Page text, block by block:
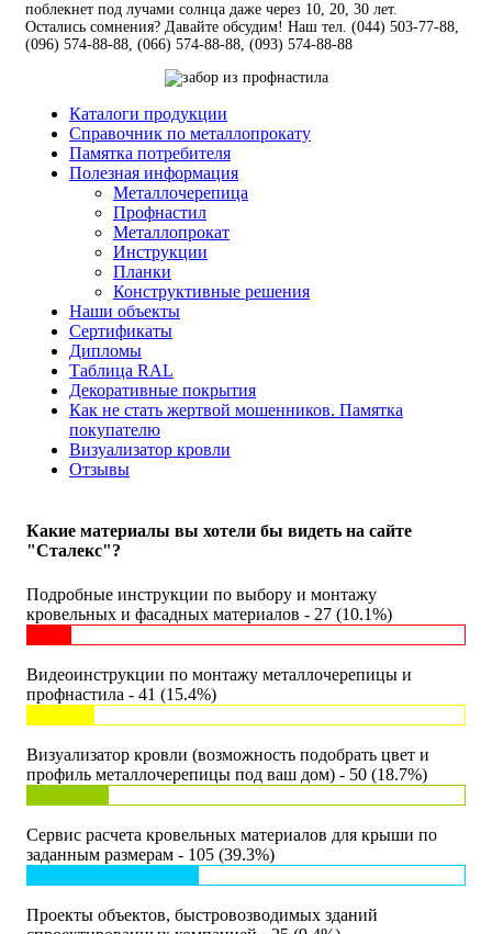
поблекнет под лучами солнца даже через 10, 20, 30 лет.
Остались сомнения? Давайте обсудим! Наш тел. (044) 503-77-88,
(096) 574-88-88, (066) 574-88-88, (093) 574-88-88
Каталоги продукции
Справочник по металлопрокату
Памятка потребителя
Полезная информация
Металлочерепица
Профнастил
Металлопрокат
Инструкции
Планки
Конструктивные решения
Наши объекты
Сертификаты
Дипломы
Таблица RAL
Декоративные покрытия
Как не стать жертвой мошенников. Памятка
покупателю
Визуализатор кровли
Отзывы
Какие материалы вы хотели бы видеть на сайте
"Сталекс"?
Подробные инструкции по выбору и монтажу
кровельных и фасадных материалов - 27 (10.1%)
Видеоинструкции по монтажу металлочерепицы и
профнастила - 41 (15.4%)
Визуализатор кровли (возможность подобрать цвет и
профиль металлочерепицы под ваш дом) - 50 (18.7%)
Сервис расчета кровельных материалов для крыши по
заданным размерам - 105 (39.3%)
Проекты объектов, быстровозводимых зданий